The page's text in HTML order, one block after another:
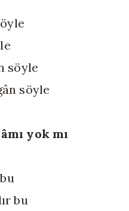
söyle
söyle
yok mı
bu